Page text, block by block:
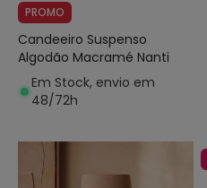
PROMO
Candeeiro Suspenso
Algodão Macramé Nanti
Em Stock, envio em
48/72h